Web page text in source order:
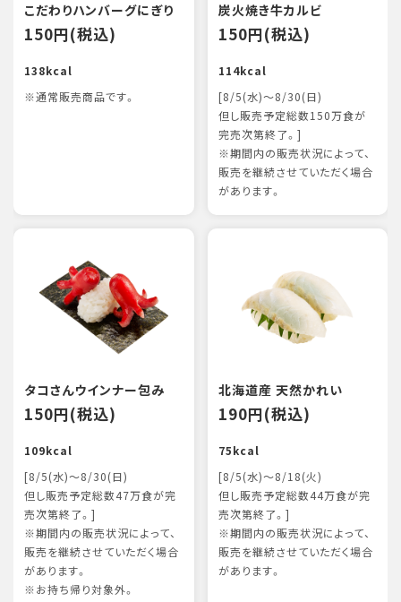
こだわりハンバーグにぎり
150円(税込)
138kcal
※通常販売商品です。
炭火焼き牛カルビ
150円(税込)
114kcal
[8/5(水)～8/30(日)
但し販売予定総数150万食が
完売次第終了。]
※期間内の販売状況によって、
販売を継続させていただく場合
があります。
タコさんウインナー包み
150円(税込)
109kcal
[8/5(水)～8/30(日)
但し販売予定総数47万食が完
売次第終了。]
※期間内の販売状況によって、
販売を継続させていただく場合
があります。
※お持ち帰り対象外。
北海道産 天然かれい
190円(税込)
75kcal
[8/5(水)～8/18(火)
但し販売予定総数44万食が完
売次第終了。]
※期間内の販売状況によって、
販売を継続させていただく場合
があります。